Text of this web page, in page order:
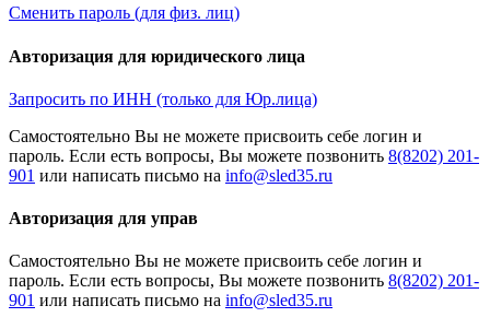
Сменить пароль (для физ. лиц)
Авторизация для юридического лица
Запросить по ИНН (только для Юр.лица)
Cамостоятельно Вы не можете присвоить себе логин и
пароль. Если есть вопросы, Вы можете позвонить 8(8202) 201-
901 или написать письмо на
Авторизация для управ
Cамостоятельно Вы не можете присвоить себе логин и
пароль. Если есть вопросы, Вы можете позвонить 8(8202) 201-
901 или написать письмо на